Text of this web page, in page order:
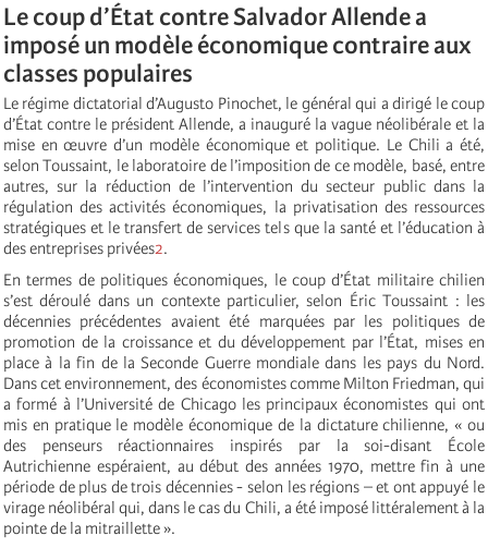
Le coup d’État contre Salvador Allende a
imposé un modèle économique contraire aux
classes populaires
Le régime dictatorial d’Augusto Pinochet, le général qui a dirigé le coup
d’État contre le président Allende, a inauguré la vague néolibérale et la
mise en œuvre d’un modèle économique et politique. Le Chili a été,
selon Toussaint, le laboratoire de l’imposition de ce modèle, basé, entre
autres, sur la réduction de l’intervention du secteur public dans la
régulation des activités économiques, la privatisation des ressources
stratégiques et le transfert de services tels que la santé et l’éducation à
des entreprises privées2.
En termes de politiques économiques, le coup d’État militaire chilien
s’est déroulé dans un contexte particulier, selon Éric Toussaint : les
décennies précédentes avaient été marquées par les politiques de
promotion de la croissance et du développement par l’État, mises en
place à la fin de la Seconde Guerre mondiale dans les pays du Nord.
Dans cet environnement, des économistes comme Milton Friedman, qui
a formé à l’Université de Chicago les principaux économistes qui ont
mis en pratique le modèle économique de la dictature chilienne, « ou
des penseurs réactionnaires inspirés par la soi-disant École
Autrichienne espéraient, au début des années 1970, mettre fin à une
période de plus de trois décennies - selon les régions – et ont appuyé le
virage néolibéral qui, dans le cas du Chili, a été imposé littéralement à la
pointe de la mitraillette ».